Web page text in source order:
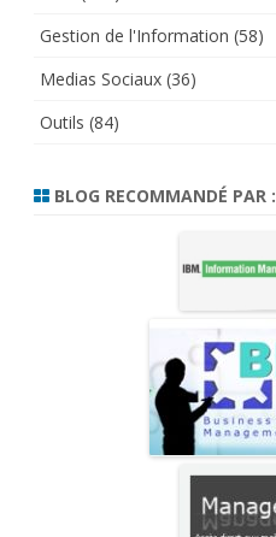
Gestion de l'Information (58)
Medias Sociaux (36)
Outils (84)
BLOG RECOMMANDÉ PAR :